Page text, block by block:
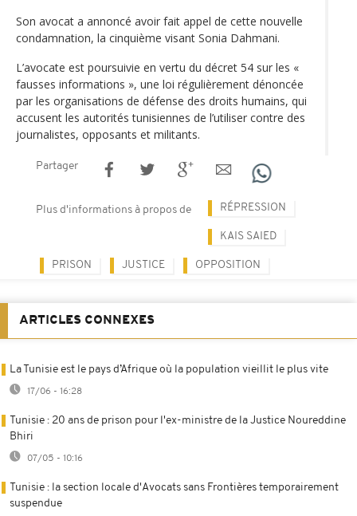
Son avocat a annoncé avoir fait appel de cette nouvelle
condamnation, la cinquième visant Sonia Dahmani.
L’avocate est poursuivie en vertu du décret 54 sur les «
fausses informations », une loi régulièrement dénoncée
par les organisations de défense des droits humains, qui
accusent les autorités tunisiennes de l’utiliser contre des
journalistes, opposants et militants.
Partager
Plus d'informations à propos de RÉPRESSION
KAIS SAIED
PRISON JUSTICE OPPOSITION
ARTICLES CONNEXES
La Tunisie est le pays d’Afrique où la population vieillit le plus vite
17/06 - 16:28
Tunisie : 20 ans de prison pour l'ex-ministre de la Justice Noureddine
Bhiri
07/05 - 10:16
Tunisie : la section locale d'Avocats sans Frontières temporairement
suspendue